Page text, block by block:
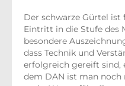
Der schwarze Gürtel ist
Eintritt in die Stufe des
besondere
dass Technik und
erfolgreich gereift sind,
dem DAN ist man